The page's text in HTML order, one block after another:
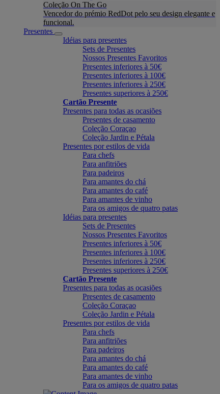
Coleção On The Go
Vencedor do prémio RedDot pelo seu design elegante e
funcional.
Presentes
Idéias para presentes
Sets de Presentes
Nossos Presentes Favoritos
Presentes inferiores à 50€
Presentes inferiores à 100€
Presentes inferiores à 250€
Presentes superiores à 250€
Cartão Presente
Presentes para todas as ocasiões
Presentes de casamento
Coleção Coraçao
Coleção Jardin e Pétala
Presentes por estilos de vida
Para chefs
Para anfitriões
Para padeiros
Para amantes do chá
Para amantes do café
Para amantes de vinho
Para os amigos de quatro patas
Idéias para presentes
Sets de Presentes
Nossos Presentes Favoritos
Presentes inferiores à 50€
Presentes inferiores à 100€
Presentes inferiores à 250€
Presentes superiores à 250€
Cartão Presente
Presentes para todas as ocasiões
Presentes de casamento
Coleção Coraçao
Coleção Jardin e Pétala
Presentes por estilos de vida
Para chefs
Para anfitriões
Para padeiros
Para amantes do chá
Para amantes do café
Para amantes de vinho
Para os amigos de quatro patas